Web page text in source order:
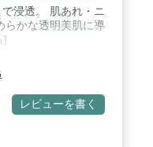
浸透。 肌あれ・ニ
らかな透明美肌に導
レビューを書く